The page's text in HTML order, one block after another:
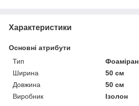
Характеристики
Основні атрибути
Тип
Фоаміран
Ширина
50 см
Довжина
50 см
Виробник
Ізолон